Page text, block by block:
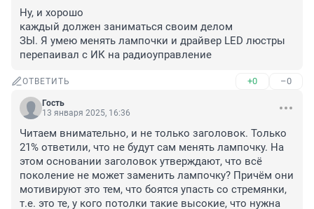
Ну, и хорошо
каждый должен заниматься своим делом
ЗЫ. Я умею менять лампочки и драйвер LED люстры
перепаивал с ИК на радиоуправление
ОТВЕТИТЬ +0 –0
Гость
13 января 2025, 16:36
Читаем внимательно, и не только заголовок. Только
21% ответили, что не будут сам менять лампочку. На
этом основании заголовок утверждают, что всё
поколение не может заменить лампочку? Причём они
мотивируют это тем, что боятся упасть со стремянки,
т.е. это те, у кого потолки такие высокие, что нужна